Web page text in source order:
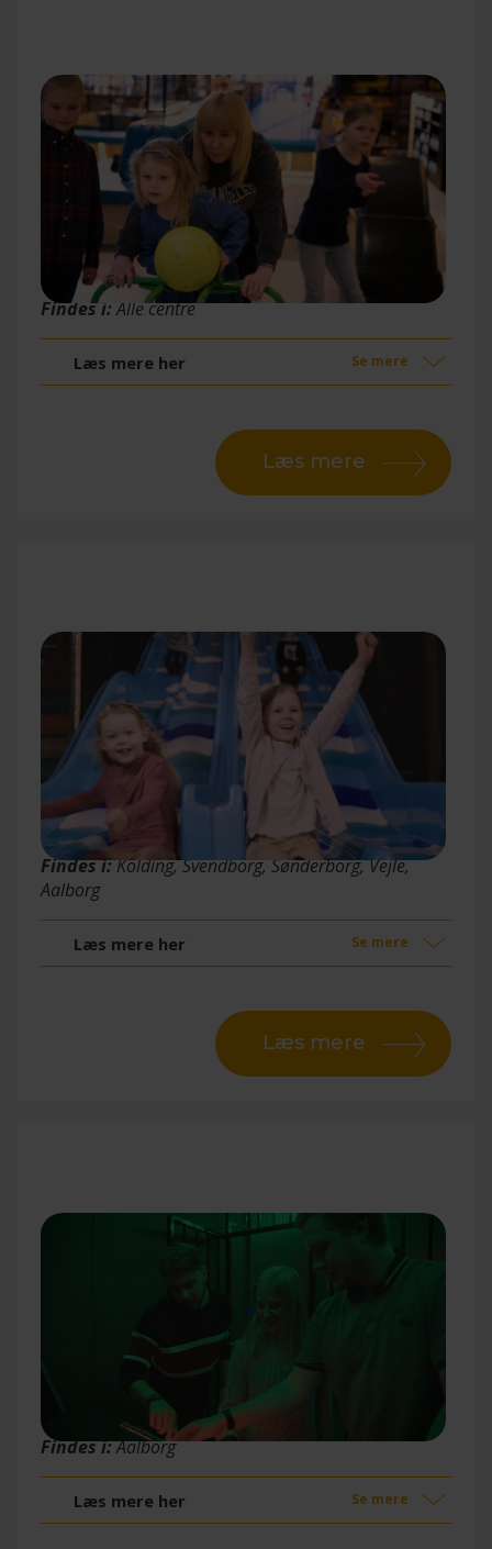
Bowling
Findes i:Alle centre
Se mere
Læs mere her
Læs mere
Happie’s Legeland
Findes i:Kolding, Svendborg, Sønderborg, Vejle,
Aalborg
Se mere
Læs mere her
Læs mere
Cube Challenge
Findes i:Aalborg
Se mere
Læs mere her